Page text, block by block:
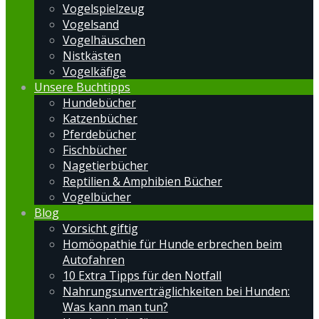
Vogelspielzeug
Vogelsand
Vogelhäuschen
Nistkästen
Vogelkäfige
Unsere Buchtipps
Hundebücher
Katzenbücher
Pferdebücher
Fischbücher
Nagetierbücher
Reptilien & Amphibien Bücher
Vogelbücher
Blog
Vorsicht giftig
Homöopathie für Hunde erbrechen beim
Autofahren
10 Extra Tipps für den Notfall
Nahrungsunverträglichkeiten bei Hunden:
Was kann man tun?